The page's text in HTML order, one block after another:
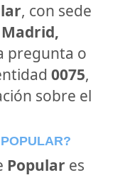
, con sede
Madrid,
pregunta o
0075,
sobre el
Popular es